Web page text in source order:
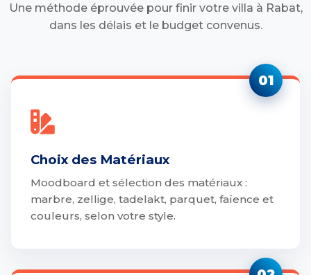
Une méthode éprouvée pour finir votre villa à Rabat,
dans les délais et le budget convenus.
01
Choix des Matériaux
Moodboard et sélection des matériaux :
marbre, zellige, tadelakt, parquet, faïence et
couleurs, selon votre style.